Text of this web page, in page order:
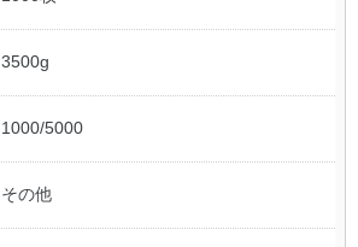
3500g
1000/5000
その他